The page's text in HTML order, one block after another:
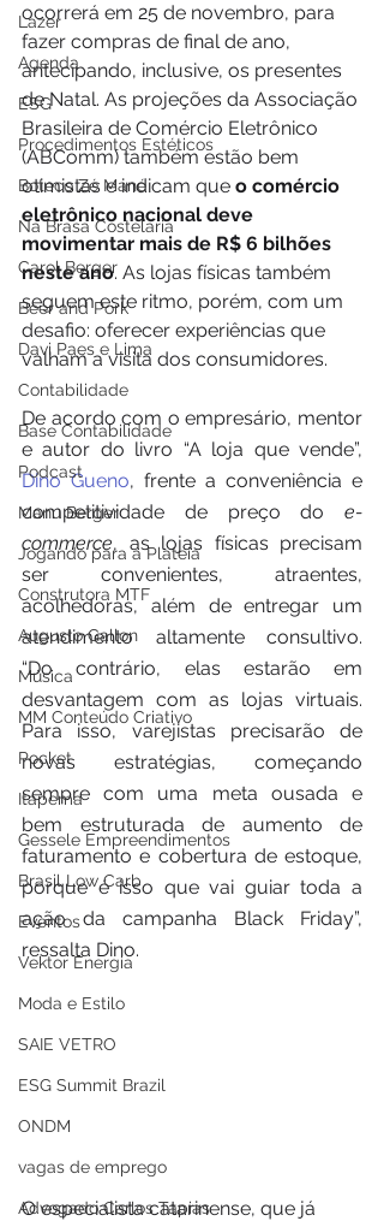
Lazer
Agenda
ESG
Procedimentos Estéticos
Boteco Zé Mané
Na Brasa Costelaria
Carol Berger
Beer and Pork
Davi Paes e Lima
Contabilidade
Base Contabilidade
Podcast
Manu Berger
Jogando para a Plateia
Construtora MTF
Augusto Gallon
Música
MM Conteúdo Criativo
Pocket
Itapema
Gessele Empreendimentos
Brasil Low Carb
Eventos
Vektor Energia
Moda e Estilo
SAIE VETRO
ESG Summit Brazil
ONDM
vagas de emprego
Advogado Carlos Tapias
ocorrerá em 25 de novembro, para
fazer compras de final de ano,
antecipando, inclusive, os presentes
de Natal. As projeções da Associação
Brasileira de Comércio Eletrônico
(ABComm) também estão bem
otimistas e indicam que o comércio
eletrônico nacional deve
movimentar mais de R$ 6 bilhões
neste ano. As lojas físicas também
seguem este ritmo, porém, com um
desafio: oferecer experiências que
valham a visita dos consumidores.
De acordo com o empresário, mentor
e autor do livro “A loja que vende”,
Dino Gueno, frente a conveniência e
competitividade de preço do e-
commerce, as lojas físicas precisam
ser convenientes, atraentes,
acolhedoras, além de entregar um
atendimento altamente consultivo.
“Do contrário, elas estarão em
desvantagem com as lojas virtuais.
Para isso, varejistas precisarão de
novas estratégias, começando
sempre com uma meta ousada e
bem estruturada de aumento de
faturamento e cobertura de estoque,
porque é isso que vai guiar toda a
ação da campanha Black Friday”,
ressalta Dino.
O especialista catarinense, que já